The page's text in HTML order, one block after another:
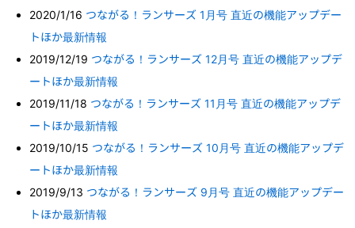
2020/1/16 つながる！ランサーズ 1月号 直近の機能アップデー
トほか最新情報
2019/12/19 つながる！ランサーズ 12月号 直近の機能アップデ
ートほか最新情報
2019/11/18 つながる！ランサーズ 11月号 直近の機能アップデ
ートほか最新情報
2019/10/15 つながる！ランサーズ 10月号 直近の機能アップデ
ートほか最新情報
2019/9/13 つながる！ランサーズ 9月号 直近の機能アップデー
トほか最新情報